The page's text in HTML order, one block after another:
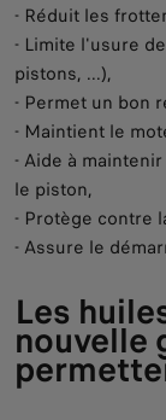
- Réduit les
- Limite l'usure
pistons, ...),
- Permet un bon
- Maintient le
- Aide à
le piston,
- Protège contre
- Assure le
Les
nouvelle